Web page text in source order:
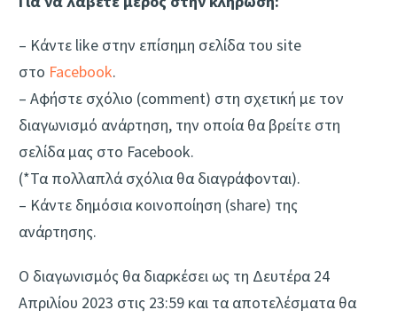
– Κάντε like στην επίσημη σελίδα του site
στο Facebook.
– Aφήστε σχόλιο (comment) στη σχετική με τον
διαγωνισμό ανάρτηση, την οποία θα βρείτε στη
σελίδα μας στο Facebook.
(*Τα πολλαπλά σχόλια θα διαγράφονται).
– Κάντε δημόσια κοινοποίηση (share) της
ανάρτησης.
Ο διαγωνισμός θα διαρκέσει ως τη Δευτέρα 24
Απριλίου 2023 στις 23:59 και τα αποτελέσματα θα